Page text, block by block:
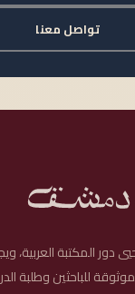
تواصل معنا
المكتبة العربية،
للباحثين وطلبة